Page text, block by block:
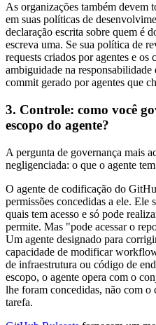
As organizações também devem
em suas políticas de
declaração escrita sobre quem é
escreva uma. Se sua política de
requests criados por agentes e
ambiguidade na responsabilidade
commit gerado por agentes que
3. Controle: como você
escopo do agente?
A pergunta de governança mais
negligenciada: o que o agente
O agente de codificação do
permissões concedidas a ele. Ele
quais tem acesso e só pode
permite. Mas "pode acessar o
Um agente designado para
capacidade de modificar
de infraestrutura ou código de
escopo, o agente opera com o
lhe foram concedidas, não com o
tarefa.